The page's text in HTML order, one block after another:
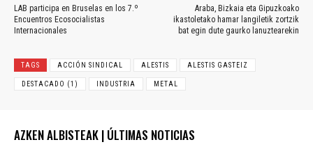
LAB participa en Bruselas en los 7.º
Encuentros Ecosocialistas
Internacionales
Araba, Bizkaia eta Gipuzkoako
ikastoletako hamar langiletik zortzik
bat egin dute gaurko lanuztearekin
TAGS ACCIÓN SINDICAL ALESTIS ALESTIS GASTEIZ
DESTACADO (1) INDUSTRIA METAL
AZKEN ALBISTEAK | ÚLTIMAS NOTICIAS